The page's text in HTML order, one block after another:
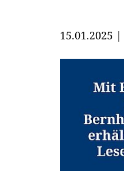
15.01.2025